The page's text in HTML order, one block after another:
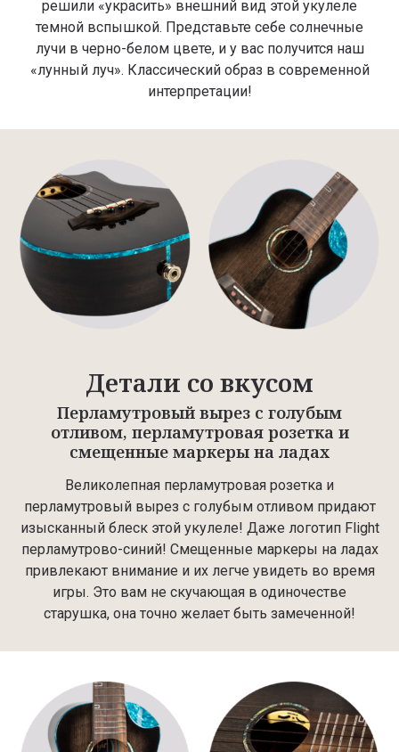
решили «украсить» внешний вид этой укулеле
темной вспышкой. Представьте себе солнечные
лучи в черно-белом цвете, и у вас получится наш
«лунный луч». Классический образ в современной
интерпретации!
Детали со вкусом
Перламутровый вырез с голубым
отливом, перламутровая розетка и
смещенные маркеры на ладах
Великолепная перламутровая розетка и
перламутровый вырез с голубым отливом придают
изысканный блеск этой укулеле! Даже логотип Flight
перламутрово-синий! Смещенные маркеры на ладах
привлекают внимание и их легче увидеть во время
игры. Это вам не скучающая в одиночестве
старушка, она точно желает быть замеченной!